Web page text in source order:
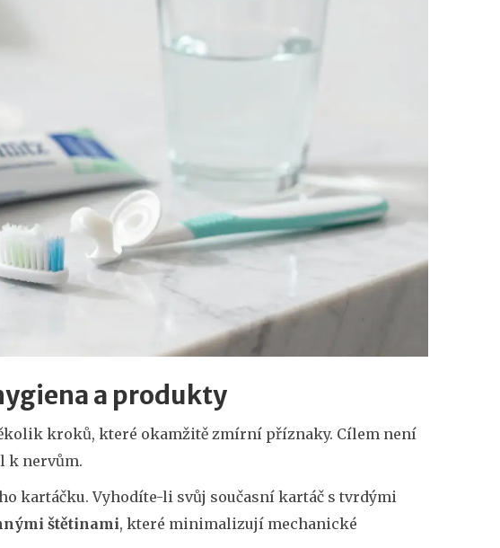
a produkty
kroků, které okamžitě zmírní příznaky. Cílem není
k nervům.
kartáčku. Vyhodíte-li svůj současní kartáč s tvrdými
štětinami, které minimalizují mechanické